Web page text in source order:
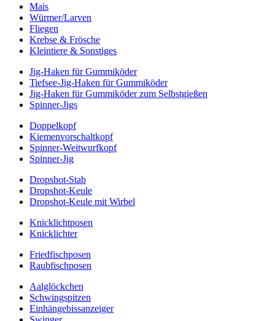
Mais
Würmer/Larven
Fliegen
Krebse & Frösche
Kleintiere & Sonstiges
Jig-Haken für Gummiköder
Tiefsee-Jig-Haken für Gummiköder
Jig-Haken für Gummiköder zum Selbstgießen
Spinner-Jigs
Doppelkopf
Kiemenvorschaltkopf
Spinner-Weitwurfkopf
Spinner-Jig
Dropshot-Stab
Dropshot-Keule
Dropshot-Keule mit Wirbel
Knicklichtposen
Knicklichter
Friedfischposen
Raubfischposen
Aalglöckchen
Schwingspitzen
Einhängebissanzeiger